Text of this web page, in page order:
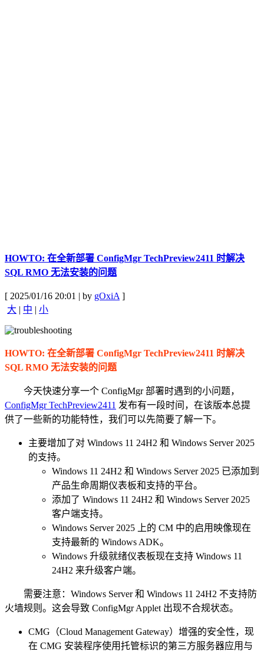
HOWTO: 在全新部署 ConfigMgr TechPreview2411 时解决
SQL RMO 无法安装的问题
[ 2025/01/16 20:01 | by gOxiA]
大 | 中 | 小
HOWTO: 在全新部署 ConfigMgr TechPreview2411 时解决
SQL RMO 无法安装的问题
今天快速分享一个 ConfigMgr 部署时遇到的小问题，
ConfigMgr TechPreview2411 发布有一段时间，在该版本总提
供了一些新的功能特性，我们可以先简要了解一下。
主要增加了对 Windows 11 24H2 和 Windows Server 2025
的支持。
Windows 11 24H2 和 Windows Server 2025 已添加到
产品生命周期仪表板和支持的平台。
添加了 Windows 11 24H2 和 Windows Server 2025
客户端支持。
Windows Server 2025 上的 CM 中的启用映像现在
支持最新的 Windows ADK。
Windows 升级就绪仪表板现在支持 Windows 11
24H2 来升级客户端。
需要注意：Windows Server 和 Windows 11 24H2 不支持防
火墙规则。这会导致 ConfigMgr Applet 出现不合规状态。
CMG（Cloud Management Gateway）增强的安全性，现
在 CMG 安装程序使用托管标识的第三方服务器应用与